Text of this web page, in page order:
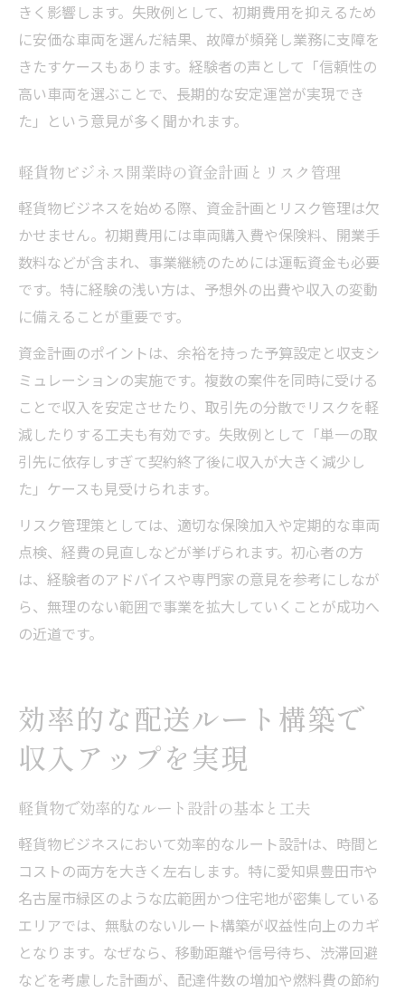
きく影響します。失敗例として、初期費用を抑えるため
に安価な車両を選んだ結果、故障が頻発し業務に支障を
きたすケースもあります。経験者の声として「信頼性の
高い車両を選ぶことで、長期的な安定運営が実現でき
た」という意見が多く聞かれます。
軽貨物ビジネス開業時の資金計画とリスク管理
軽貨物ビジネスを始める際、資金計画とリスク管理は欠
かせません。初期費用には車両購入費や保険料、開業手
数料などが含まれ、事業継続のためには運転資金も必要
です。特に経験の浅い方は、予想外の出費や収入の変動
に備えることが重要です。
資金計画のポイントは、余裕を持った予算設定と収支シ
ミュレーションの実施です。複数の案件を同時に受ける
ことで収入を安定させたり、取引先の分散でリスクを軽
減したりする工夫も有効です。失敗例として「単一の取
引先に依存しすぎて契約終了後に収入が大きく減少し
た」ケースも見受けられます。
リスク管理策としては、適切な保険加入や定期的な車両
点検、経費の見直しなどが挙げられます。初心者の方
は、経験者のアドバイスや専門家の意見を参考にしなが
ら、無理のない範囲で事業を拡大していくことが成功へ
の近道です。
効率的な配送ルート構築で
収入アップを実現
軽貨物で効率的なルート設計の基本と工夫
軽貨物ビジネスにおいて効率的なルート設計は、時間と
コストの両方を大きく左右します。特に愛知県豊田市や
名古屋市緑区のような広範囲かつ住宅地が密集している
エリアでは、無駄のないルート構築が収益性向上のカギ
となります。なぜなら、移動距離や信号待ち、渋滞回避
などを考慮した計画が、配達件数の増加や燃料費の節約